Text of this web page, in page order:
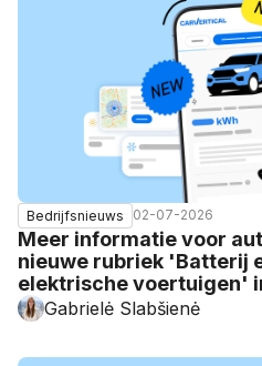
Bedrijfsnieuws 02-07-2026
Meer informatie voor
nieuwe rubriek 'Batterij
elektrische voertuigen'
Gabrielė Slabšienė